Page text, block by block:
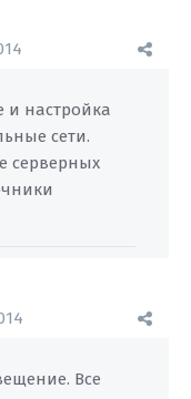
и настройка
сети.
серверных
Все